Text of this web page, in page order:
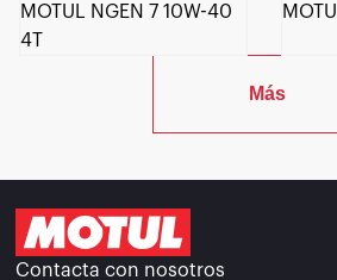
MOTUL NGEN 7 10W-40
4T
Más
Contacta con nosotros